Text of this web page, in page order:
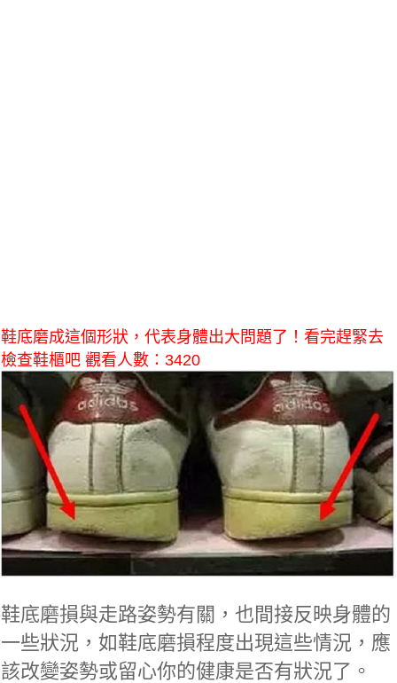
鞋底磨成這個形狀，代表身體出大問題了！看完趕緊去
檢查鞋櫃吧 觀看人數：3420
鞋底磨損與走路姿勢有關，也間接反映身體的
一些狀況，如鞋底磨損程度出現這些情況，應
該改變姿勢或留心你的健康是否有狀況了。